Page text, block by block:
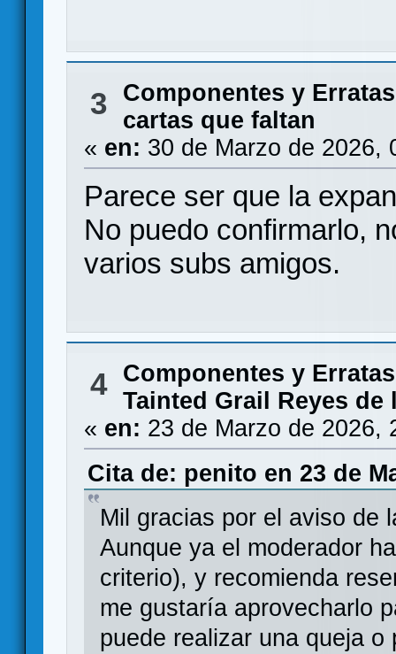
3 Componentes y Erratas
cartas que faltan
« en: 30 de Marzo de 2026,
Parece ser que la
No puedo confirmarlo,
varios subs amigos.
4 Componentes y Erratas
Tainted Grail Reyes de
« en: 23 de Marzo de 2026,
Cita de: penito en 23 de
Mil gracias por el aviso de
Aunque ya el moderador
criterio), y recomienda
me gustaría aprovecharlo
puede realizar una queja